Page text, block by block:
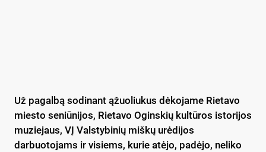
Už pagalbą sodinant ąžuoliukus dėkojame Rietavo
miesto seniūnijos, Rietavo Oginskių kultūros istorijos
muziejaus, VĮ Valstybinių miškų urėdijos
darbuotojams ir visiems, kurie atėjo, padėjo, neliko